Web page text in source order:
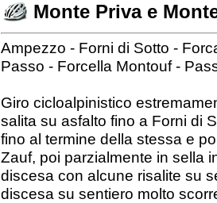
Monte Priva e
Ampezzo - Forni di Sotto -
Passo - Forcella Montouf -
Giro cicloalpinistico
salita su asfalto fino a Forni di
fino al termine della stessa e
Zauf, poi parzialmente in sella
discesa con alcune risalite su
discesa su sentiero molto